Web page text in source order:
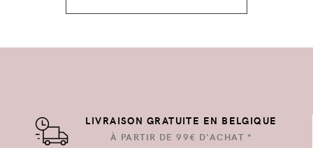
LIVRAISON GRATUITE EN BELGIQUE
À PARTIR DE 99€ D'ACHAT *